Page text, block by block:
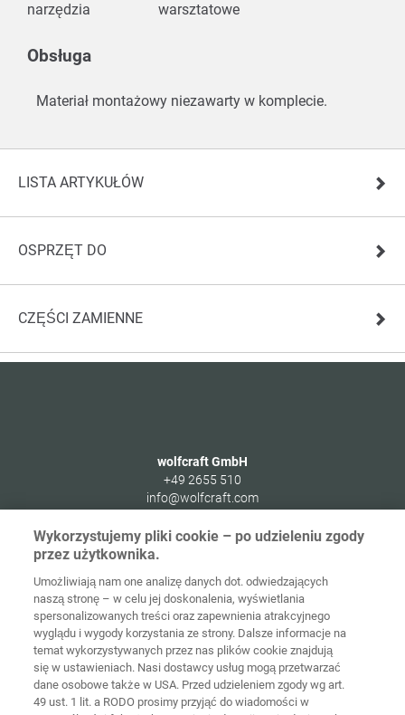
narzędzia
warsztatowe
Obsługa
Materiał montażowy niezawarty w komplecie.
LISTA ARTYKUŁÓW
OSPRZĘT DO
CZĘŚCI ZAMIENNE
wolfcraft GmbH
+49 2655 510
info@wolfcraft.com
56746Kempenich
Strona
główna Kontakt Nota prawna
Ochrona
danych
Ogólne
Wykorzystujemy pliki cookie – po udzieleniu zgody
przez użytkownika.
Umożliwiają nam one analizę danych dot. odwiedzających
naszą stronę – w celu jej doskonalenia, wyświetlania
spersonalizowanych treści oraz zapewnienia atrakcyjnego
wyglądu i wygody korzystania ze strony. Dalsze informacje na
temat wykorzystywanych przez nas plików cookie znajdują
się w ustawieniach. Nasi dostawcy usług mogą przetwarzać
dane osobowe także w USA. Przed udzieleniem zgody wg art.
49 ust. 1 lit. a RODO prosimy przyjąć do wiadomości w